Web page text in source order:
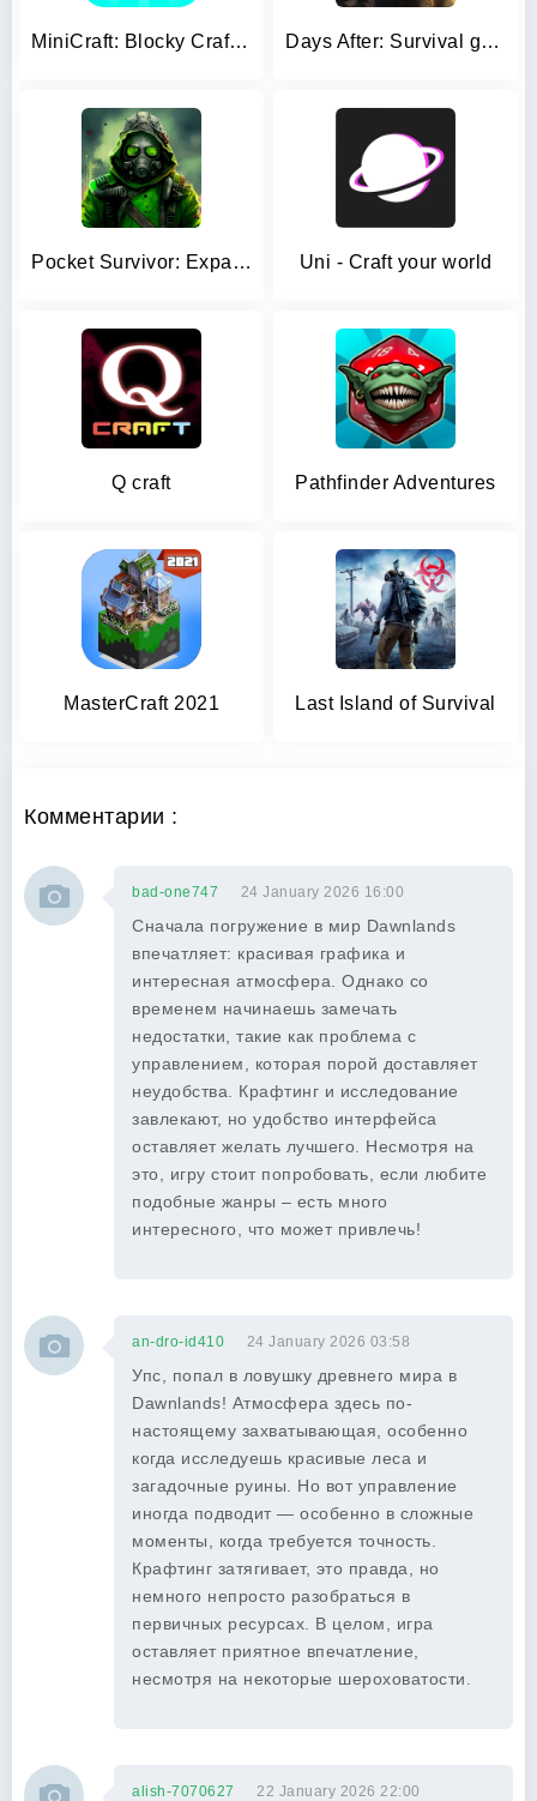
MiniCraft: Blocky Craft 2024 Days After: Survival games
Pocket Survivor: Expansion Uni - Craft your world
Q craft Pathfinder Adventures
MasterCraft 2021 Last Island of Survival
Комментарии :
bad-one747 24 January 2026 16:00
Сначала погружение в мир Dawnlands
впечатляет: красивая графика и
интересная атмосфера. Однако со
временем начинаешь замечать
недостатки, такие как проблема с
управлением, которая порой доставляет
неудобства. Крафтинг и исследование
завлекают, но удобство интерфейса
оставляет желать лучшего. Несмотря на
это, игру стоит попробовать, если любите
подобные жанры – есть много
интересного, что может привлечь!
an-dro-id410 24 January 2026 03:58
Упс, попал в ловушку древнего мира в
Dawnlands! Атмосфера здесь по-
настоящему захватывающая, особенно
когда исследуешь красивые леса и
загадочные руины. Но вот управление
иногда подводит — особенно в сложные
моменты, когда требуется точность.
Крафтинг затягивает, это правда, но
немного непросто разобраться в
первичных ресурсах. В целом, игра
оставляет приятное впечатление,
несмотря на некоторые шероховатости.
alish-7070627 22 January 2026 22:00